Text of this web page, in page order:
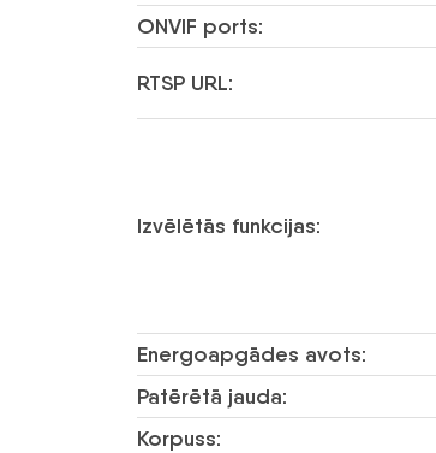
ONVIF ports:
RTSP URL:
Izvēlētās funkcijas:
Energoapgādes avots:
Patērētā jauda:
Korpuss: